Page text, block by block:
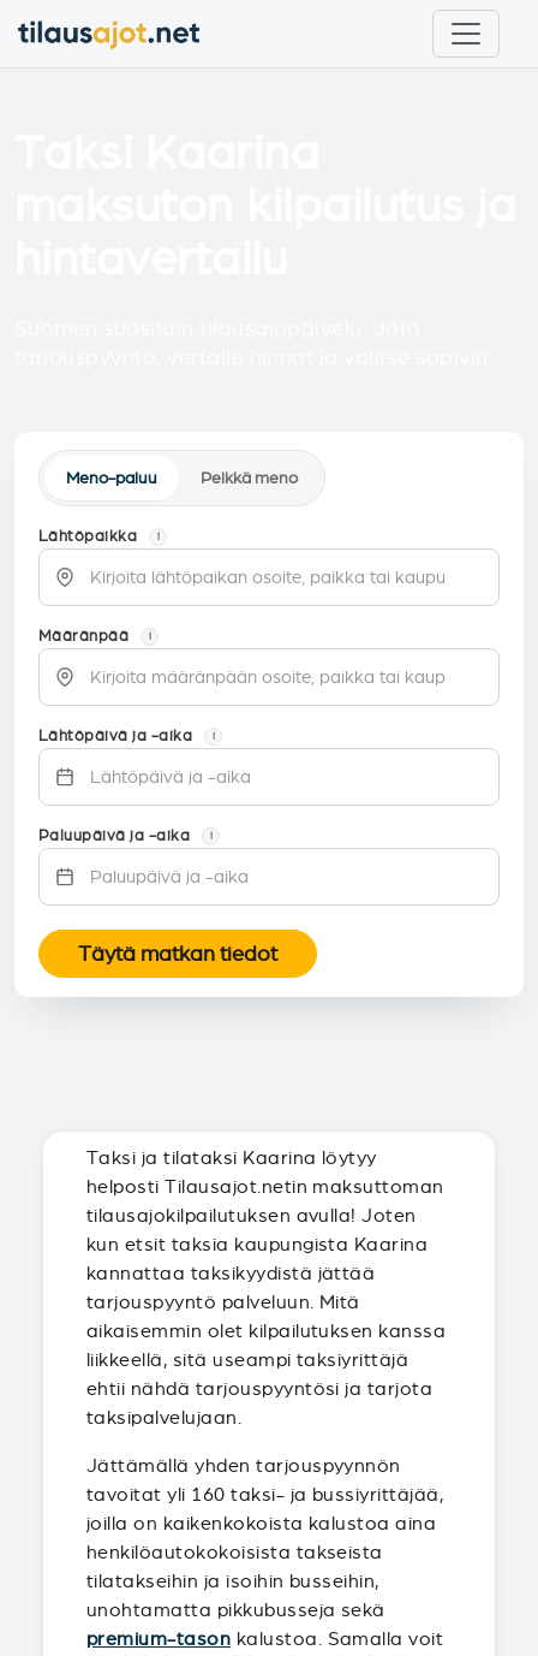
Meno-paluu Pelkkä meno
Lähtöpaikka i
Määränpää i
Lähtöpäivä ja -aika i
Paluupäivä ja -aika i
Täytä matkan tiedot
Taksi ja tilataksi Kaarina löytyy
helposti Tilausajot.netin maksuttoman
tilausajokilpailutuksen avulla! Joten
kun etsit taksia kaupungista Kaarina
kannattaa taksikyydistä jättää
tarjouspyyntö palveluun. Mitä
aikaisemmin olet kilpailutuksen kanssa
liikkeellä, sitä useampi taksiyrittäjä
ehtii nähdä tarjouspyyntösi ja tarjota
taksipalvelujaan.
Jättämällä yhden tarjouspyynnön
tavoitat yli 160 taksi- ja bussiyrittäjää,
joilla on kaikenkokoista kalustoa aina
henkilöautokokoisista takseista
tilatakseihin ja isoihin busseihin,
unohtamatta pikkubusseja sekä
premium-tason kalustoa. Samalla voit